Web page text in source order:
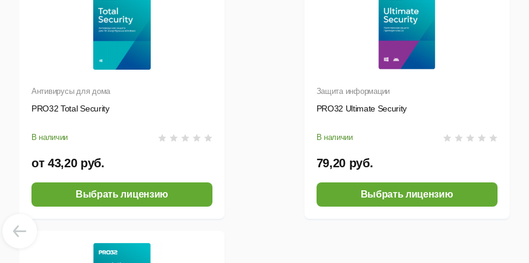
переводить все надписи и тексты на устройстве.
Антивирусы для дома
PRO32 Total Security
В наличии
от 43,20 руб.
Выбрать лицензию
Защита информации
PRO32 Ultimate Security
В наличии
79,20 руб.
Выбрать лицензию